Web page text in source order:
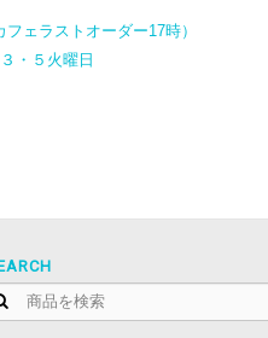
ェラストオーダー17時）
・５火曜日